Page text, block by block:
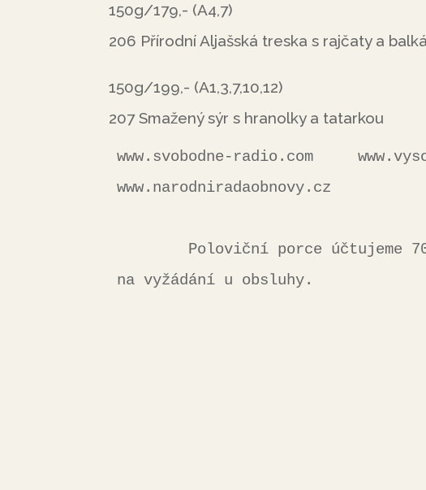
150g/179,- (A4,7)
206 Přírodní Aljašská treska s rajčaty a
150g/199,- (A1,3,7,10,12)
207 Smažený sýr s hranolky a tatarkou
www.svobodne-radio.com
www.narodniradaobnovy.cz
na vyžádání u obsluhy.